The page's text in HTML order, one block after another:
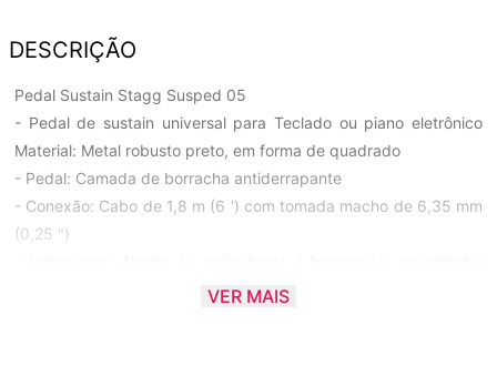
DESCRIÇÃO
Pedal Sustain Stagg Susped 05
- Pedal de sustain universal para Teclado ou piano eletrônico
Material: Metal robusto preto, em forma de quadrado
- Pedal: Camada de borracha antiderrapante
- Conexão: Cabo de 1,8 m (6 ') com tomada macho de 6,35 mm
(0,25 ")
VER MAIS